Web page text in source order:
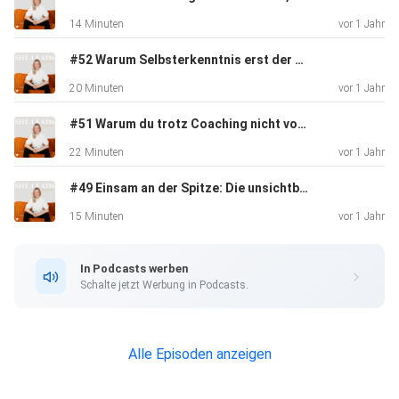
Deine Kristine
Mehr von mir:
⁠⁠⁠⁠⁠⁠⁠⁠⁠⁠⁠⁠⁠⁠⁠⁠⁠⁠⁠⁠⁠⁠⁠⁠⁠⁠⁠⁠⁠⁠⁠⁠⁠⁠⁠⁠⁠⁠⁠⁠⁠⁠⁠⁠⁠⁠⁠⁠⁠⁠⁠⁠⁠⁠⁠⁠⁠⁠⁠⁠⁠⁠⁠⁠⁠⁠⁠⁠⁠⁠⁠⁠⁠⁠⁠⁠⁠⁠⁠⁠⁠⁠⁠⁠⁠⁠⁠⁠⁠⁠⁠@kristine.she_leads⁠⁠⁠⁠⁠⁠⁠⁠⁠⁠⁠⁠⁠⁠⁠⁠⁠⁠
14 Minuten vor 1 Jahr
#52 Warum Selbsterkenntnis erst der Anfang deiner Reise ist
20 Minuten vor 1 Jahr
#51 Warum du trotz Coaching nicht vorankommst – und was dir wirklich fehlt
22 Minuten vor 1 Jahr
#49 Einsam an der Spitze: Die unsichtbaren Mauern erfolgreicher Frauen
15 Minuten vor 1 Jahr
In Podcasts werben
Schalte jetzt Werbung in Podcasts.
Alle Episoden anzeigen